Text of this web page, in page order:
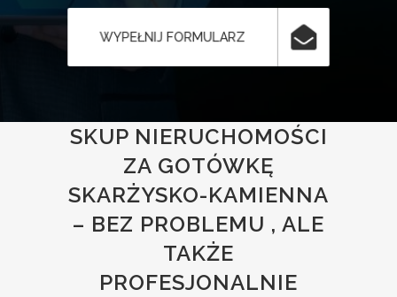
WYPEŁNIJ FORMULARZ
SKUP NIERUCHOMOŚCI
ZA GOTÓWKĘ
SKARŻYSKO-KAMIENNA
– BEZ PROBLEMU , ALE
TAKŻE
PROFESJONALNIE